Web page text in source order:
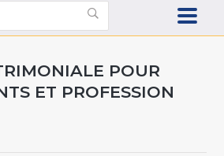
POUR
ET PROFESSION